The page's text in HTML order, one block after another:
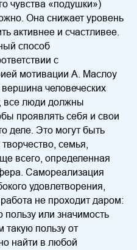
чувства «подушки»)
Она снижает уровень
активнее и счастливее.
способ
с
мотивации А. Маслоу
человеческих
все люди должны
проявлять себя и свои
деле. Это могут быть
семья,
всего, определенная
Самореализация
удовлетворения,
не проходит даром:
пользу или значимость
пользу от
найти в любой